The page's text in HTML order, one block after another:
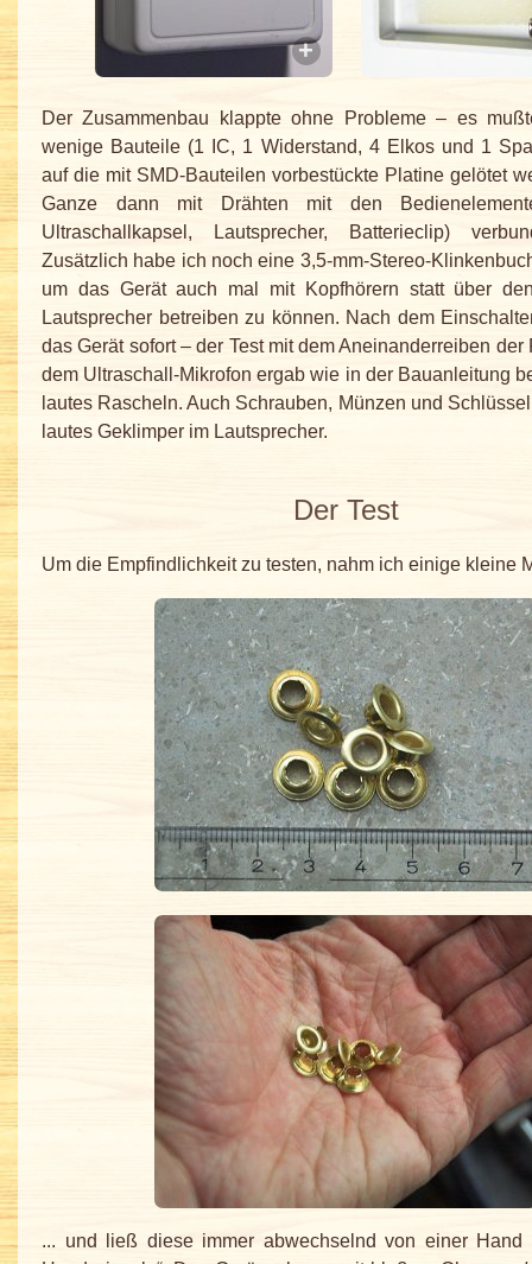
Der Zusammenbau klappte ohne Probleme – es
wenige Bauteile (1 IC, 1 Widerstand, 4 Elkos und 1
auf die mit SMD-Bauteilen vorbestückte Platine gelötet
Ganze dann mit Drähten mit den
Ultraschallkapsel, Lautsprecher, Batterieclip)
Zusätzlich habe ich noch eine 3,5-mm-Stereo-
um das Gerät auch mal mit Kopfhörern statt über
Lautsprecher betreiben zu können. Nach dem
das Gerät sofort – der Test mit dem Aneinanderreiben der
dem Ultraschall-Mikrofon ergab wie in der Bauanleitung
lautes Rascheln. Auch Schrauben, Münzen und
lautes Geklimper im Lautsprecher.
Der Test
Um die Empfindlichkeit zu testen, nahm ich einige kleine
... und ließ diese immer abwechselnd von einer